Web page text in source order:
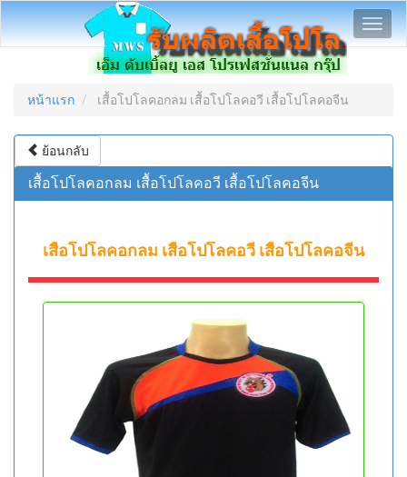
หน้าแรก เสื้อโปโลคอกลม เสื้อโปโลคอวี เสื้อโปโลคอจีน
ย้อนกลับ
เสื้อโปโลคอกลม เสื้อโปโลคอวี เสื้อโปโลคอจีน
เสื้อโปโลคอกลม เสื้อโปโลคอวี เสื้อโปโลคอจีน